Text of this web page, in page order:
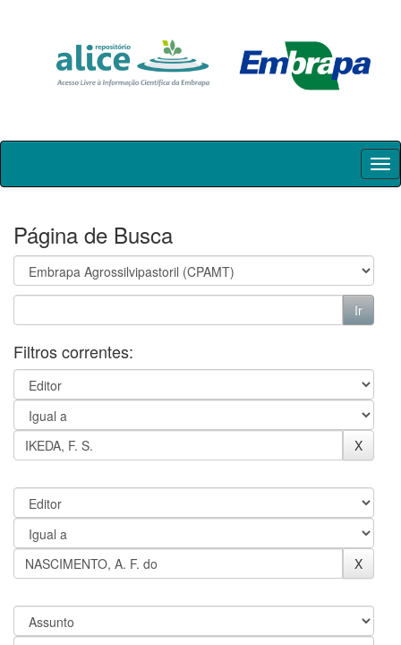
Skip
Página de Busca
Filtros correntes: